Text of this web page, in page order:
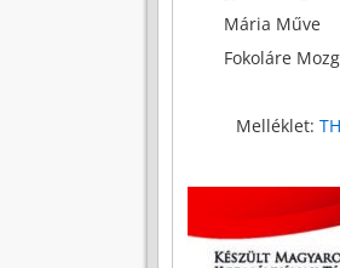
Mária Műve
Fokoláre
Melléklet: